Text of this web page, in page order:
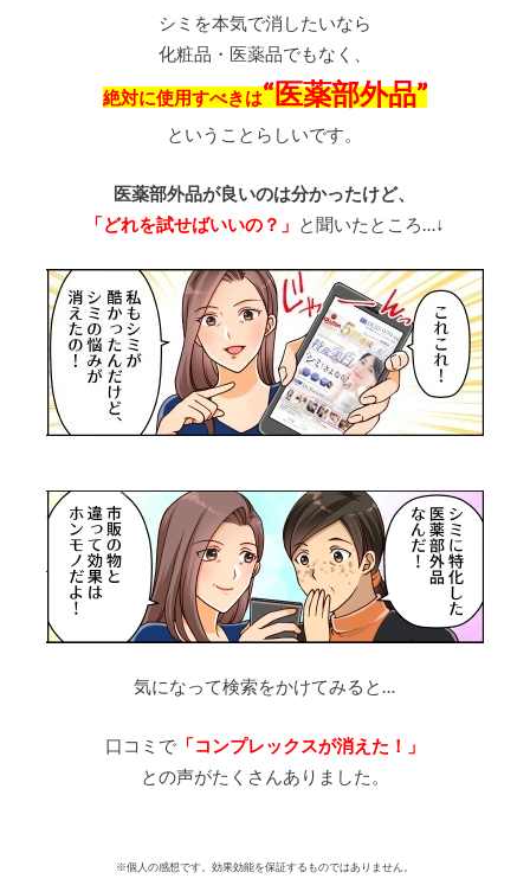
シミを本気で消したいなら
化粧品・医薬品でもなく、
絶対に使用すべきは“医薬部外品”
ということらしいです。
医薬部外品が良いのは分かったけど、
「どれを試せばいいの？」 と聞いたところ…↓
気になって検索をかけてみると…
口コミで「コンプレックスが消えた！」
との声がたくさんありました。
※個人の感想です。効果効能を保証するものではありません。